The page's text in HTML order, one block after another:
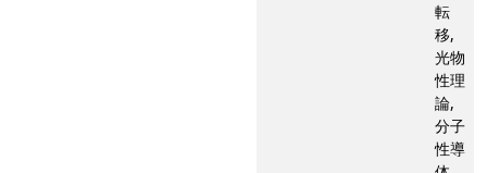
転
移,
光物
性理
論,
分子
性導